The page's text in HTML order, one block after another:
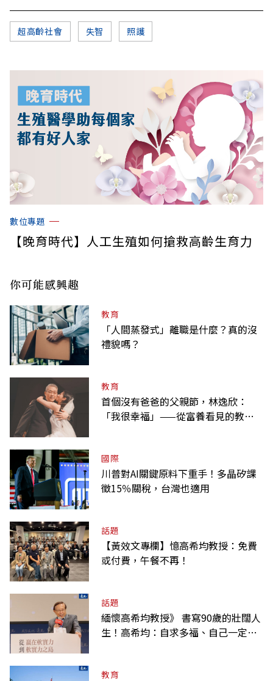
超高齡社會 失智 照護
數位專題
【晚育時代】人工生殖如何搶救高齡生育力
你可能感興趣
教育
「人間蒸發式」離職是什麼？真的沒
禮貌嗎？
教育
首個沒有爸爸的父親節，林逸欣：
「我很幸福」——從富養看見的教養
國際
川普對AI關鍵原料下重手！多晶矽課
徵15％關稅，台灣也適用
話題
【黃效文專欄】憶高希均教授：免費
或付費，午餐不再！
話題
緬懷高希均教授》 書寫90歲的壯闊人
生！高希均：自求多福、自己一定要
教育